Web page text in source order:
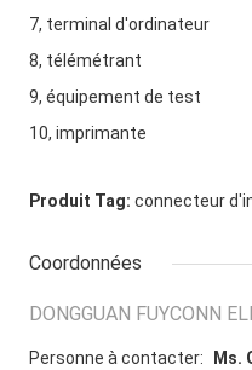
7, terminal d'ordinateur
8, télémétrant
9, équipement de test
10, imprimante
Produit Tag: connecteur
Coordonnées
DONGGUAN FUYCONN
Personne à contacter:
Ms.